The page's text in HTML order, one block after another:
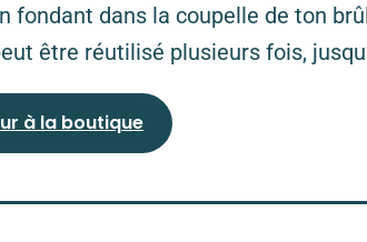
fondant dans la coupelle de ton
être réutilisé plusieurs fois,
à la boutique